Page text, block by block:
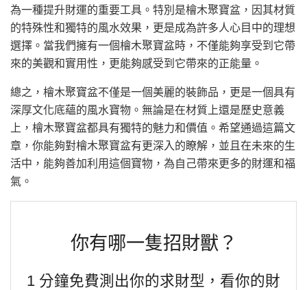
為一種提升財運的重要工具。特別是檜木聚寶盆，因其材質
的特殊性和獨特的風水效果，更是成為許多人心目中的理想
選擇。當我們擁有一個檜木聚寶盆時，不僅能夠享受到它帶
來的美觀和實用性，更能夠感受到它帶來的正能量。
總之，檜木聚寶盆不僅是一個美麗的裝飾品，更是一個具有
深厚文化底蘊的風水寶物。無論是在材質上還是歷史意義
上，檜木聚寶盆都具有獨特的魅力和價值。希望通過這篇文
章，你能夠對檜木聚寶盆有更深入的瞭解，並且在未來的生
活中，能夠善加利用這個寶物，為自己帶來更多的財運和福
氣。
你有哪一隻招財獸？
1 分鐘免費測出你的求財型，看你的財